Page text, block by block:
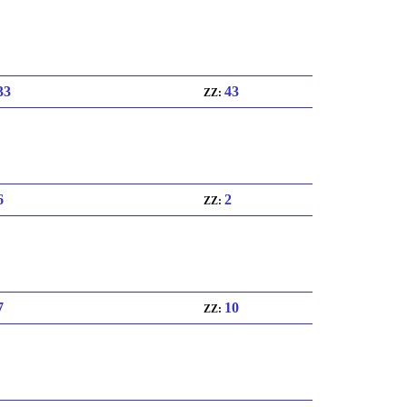
ZZ: 43
ZZ: 2
ZZ: 10